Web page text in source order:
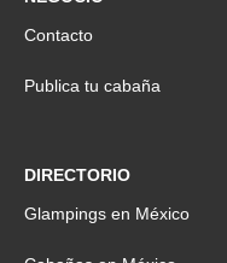
Contacto
Publica tu cabaña
DIRECTORIO
Glampings en México